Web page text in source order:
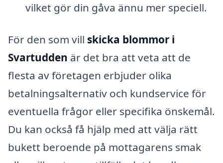
vilket gör din gåva ännu mer speciell.
För den som vill skicka blommor i
Svartudden är det bra att veta att de
flesta av företagen erbjuder olika
betalningsalternativ och kundservice för
eventuella frågor eller specifika önskemål.
Du kan också få hjälp med att välja rätt
bukett beroende på mottagarens smak